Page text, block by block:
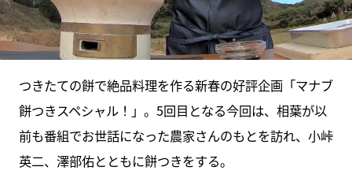
つきたての餅で絶品料理を作る新春の好評企画「マナブ
餅つきスペシャル！」。5回目となる今回は、相葉が以
前も番組でお世話になった農家さんのもとを訪れ、小峠
英二、澤部佑とともに餅つきをする。